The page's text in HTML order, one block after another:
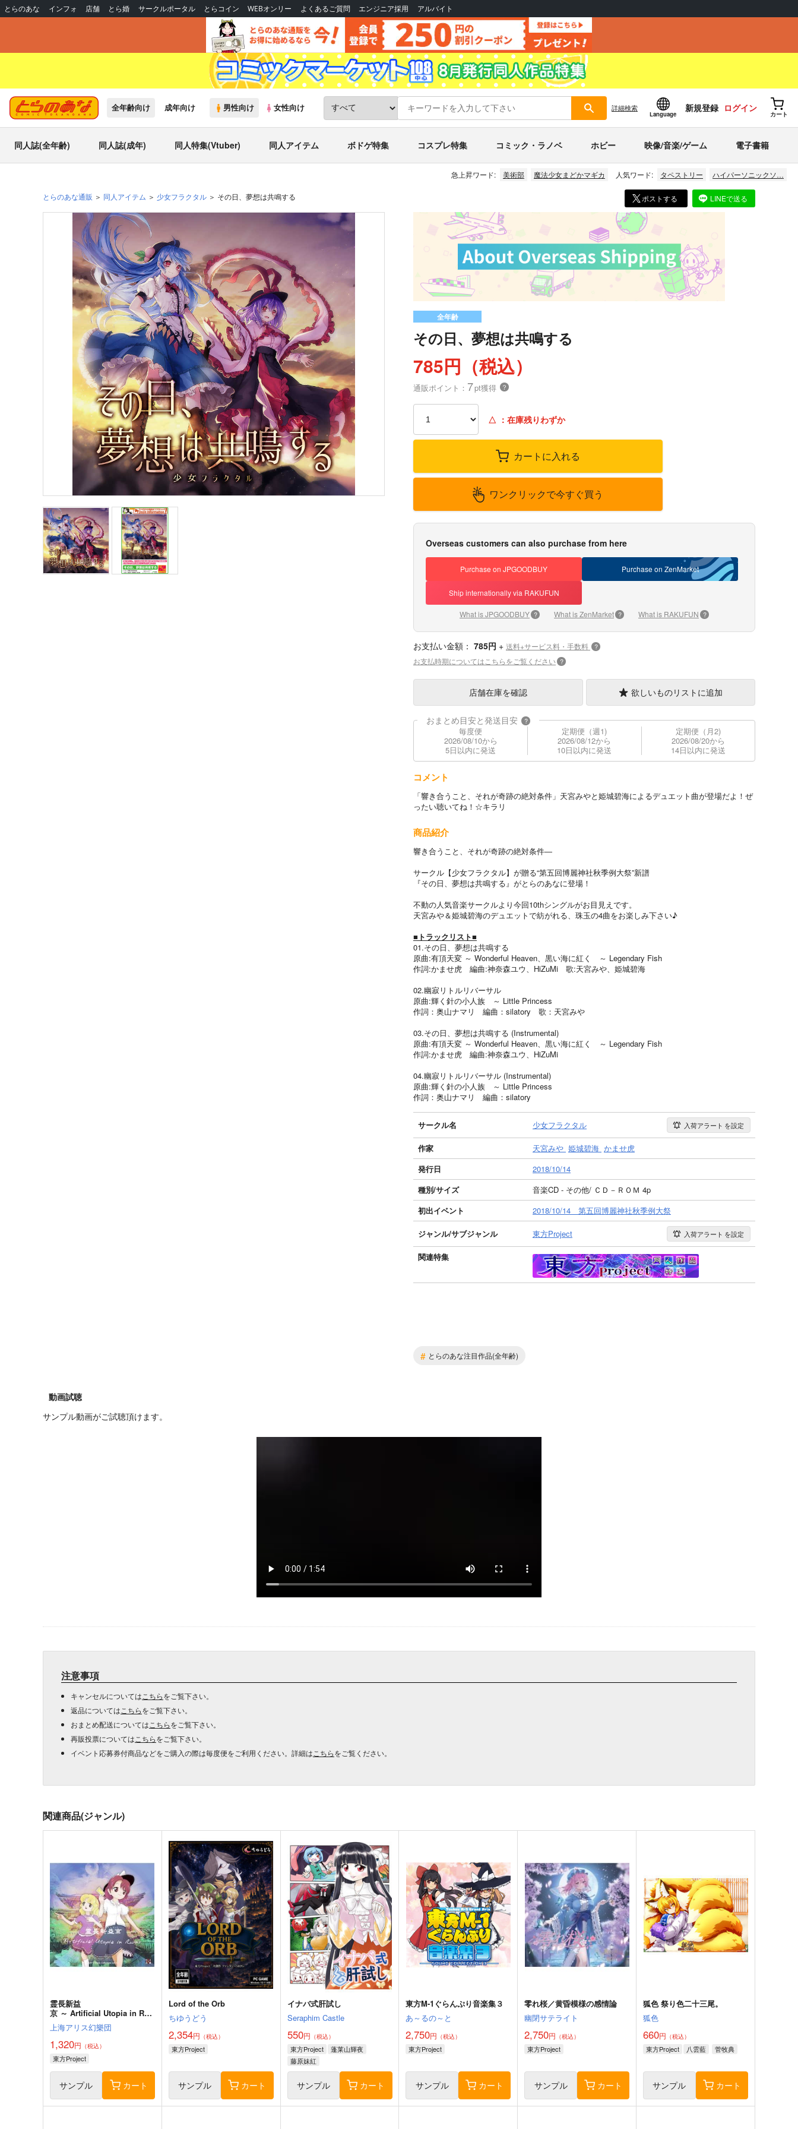
とらのあな インフォ 店舗 とら婚 サークルポータル とらコイン WEBオンリー よくあるご質問 エンジニア採用 アルバイト
全年齢向け 成年向け 男性向け 女性向け 詳細検索
Language
新規登録 ログイン
カート
同人誌(全年齢) 同人誌(成年) 同人特集(Vtuber) 同人アイテム ボドゲ特集 コスプレ特集 コミック・ラノベ ホビー 映像/音楽/ゲーム 電子書籍
急上昇ワード: 美術部 魔法少女まどかマギカ 人気ワード: タペストリー ハイパーソニックソ…
とらのあな通販 同人アイテム 少女フラクタル その日、夢想は共鳴する ポストする LINEで送る
全年齢
その日、夢想は共鳴する
785円（税込）
通販ポイント： 7pt獲得 ？
△ ：在庫残りわずか
カートに入れる
ワンクリックで今すぐ買う
Overseas customers can also purchase from here
Purchase on JPGOODBUY Purchase on ZenMarket
Ship internationally via RAKUFUN
What is JPGOODBUY ? What is ZenMarket ? What is RAKUFUN ?
お支払い金額： 785円 + 送料+サービス料・手数料 ?
お支払時期についてはこちらをご覧ください ?
店舗在庫を確認 欲しいものリストに追加
おまとめ目安と発送目安 ?
毎度便
2026/08/10から
5日以内に発送
定期便（週1)
2026/08/12から
10日以内に発送
定期便（月2)
2026/08/20から
14日以内に発送
コメント
「響き合うこと、それが奇跡の絶対条件」天宮みやと姫城碧海によるデュエット曲が登場だよ！ぜ
ったい聴いてね！☆キラリ
商品紹介
響き合うこと、それが奇跡の絶対条件―
サークル【少女フラクタル】が贈る“第五回博麗神社秋季例大祭”新譜
『その日、夢想は共鳴する』がとらのあなに登場！
不動の人気音楽サークルより今回10thシングルがお目見えです。
天宮みや＆姫城碧海のデュエットで紡がれる、珠玉の4曲をお楽しみ下さい♪
■トラックリスト■
01.その日、夢想は共鳴する
原曲:有頂天変 ～ Wonderful Heaven、黒い海に紅く ～ Legendary Fish
作詞:かませ虎 編曲:神奈森ユウ、HiZuMi 歌:天宮みや、姫城碧海
02.幽寂リトルリバーサル
原曲:輝く針の小人族 ～ Little Princess
作詞：奥山ナマリ 編曲：silatory 歌：天宮みや
03.その日、夢想は共鳴する (Instrumental)
原曲:有頂天変 ～ Wonderful Heaven、黒い海に紅く ～ Legendary Fish
作詞:かませ虎 編曲:神奈森ユウ、HiZuMi
04.幽寂リトルリバーサル (Instrumental)
原曲:輝く針の小人族 ～ Little Princess
作詞：奥山ナマリ 編曲：silatory
サークル名 少女フラクタル 入荷アラート を設定
作家 天宮みや 姫城碧海 かませ虎
発行日
2018/10/14
種別/サイズ
音楽CD - その他/ ＣＤ－ＲＯＭ 4p
初出イベント
2018/10/14 第五回博麗神社秋季例大祭
ジャンル/サブジャンル 東方Project 入荷アラート を設定
関連特集
# とらのあな注目作品(全年齢)
動画試聴
サンプル動画がご試聴頂けます。
注意事項
キャンセルについては こちらをご覧下さい。
返品については こちらをご覧下さい。
おまとめ配送については こちらをご覧下さい。
再販投票については こちらをご覧下さい。
イベント応募券付商品などをご購入の際は毎度便をご利用ください。詳細は こちらをご覧ください。
関連商品(ジャンル)
霊長新益
京 ～ Artificial Utopia in Rui
ns.
上海アリス幻樂団
1,320円 （税込）
東方Project
サンプル カート
Lord of the Orb
ちゆうどう
2,354円 （税込）
東方Project
サンプル カート
イナバ式肝試し
Seraphim Castle
550円 （税込）
東方Project
蓬莱山輝夜
藤原妹紅
サンプル カート
東方M-1ぐらんぷり音楽集３
あ～るの～と
2,750円 （税込）
東方Project
サンプル カート
零れ桜／黄昏模様の感情論
幽閉サテライト
2,750円 （税込）
東方Project
サンプル カート
狐色 祭り色二十三尾。
狐色
660円 （税込）
東方Project 八雲藍 菅牧典
サンプル カート